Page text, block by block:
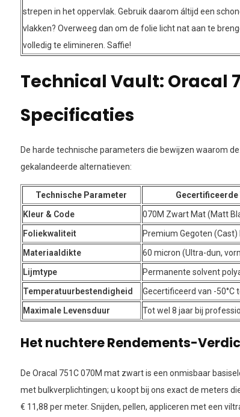
strepen in het oppervlak. Gebruik daarom áltijd een
vlakken? Overweeg dan om de folie licht nat aan te
volledig te elimineren. Saffie!
Technical Vault: Oracal
Specificaties
De harde technische parameters die bewijzen waarom
gekalandeerde alternatieven:
Technische Parameter
Gecertificeerde
Kleur & Code
070M Zwart Mat (Matt
Foliekwaliteit
Premium Gegoten
Materiaaldikte
60 micron (Ultra-dun,
Lijmtype
Permanente solvent
Temperatuurbestendigheid
Gecertificeerd van -50°C
Maximale Levensduur
Tot wel 8 jaar bij
Het nuchtere Rendements-
De Oracal 751C 070M mat zwart is een onmisbaar
met bulkverplichtingen; u koopt bij ons exact de meters
€ 11,88 per meter. Snijden, pellen, appliceren met een